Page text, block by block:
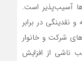
آسیب‌پذیر است.
نقدینگی در برابر
شرکت‌ و خانوار
ناشی از افزایش